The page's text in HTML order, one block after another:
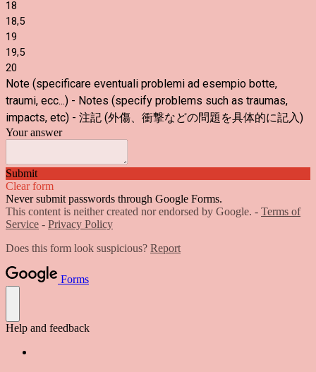
18
18,5
19
19,5
20
Note (specificare eventuali problemi ad esempio botte,
traumi, ecc...) - Notes (specify problems such as traumas,
impacts, etc) - 注記 (外傷、衝撃などの問題を具体的に記入)
Your answer
Submit
Clear form
Never submit passwords through Google Forms.
This content is neither created nor endorsed by Google. - Terms of
Service - Privacy Policy
Does this form look suspicious? Report
Forms
Help and feedback